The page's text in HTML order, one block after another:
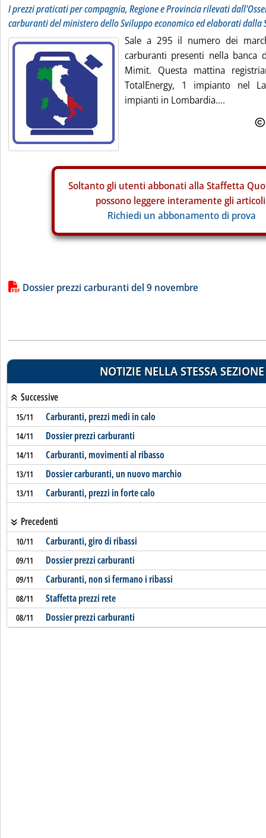
I prezzi praticati per compagnia, Regione e Provincia rilevati
carburanti del ministero dello Sviluppo economico ed elaborati dalla
Sale a 295 il numero dei
carburanti presenti nella banca
Mimit. Questa mattina
TotalEnergy, 1 impianto nel
impianti in Lombardia....
Soltanto gli utenti abbonati alla Staffetta
possono leggere interamente gli
Richiedi un abbonamento di prova
Lista allegati PDF alla notizia
Dossier prezzi carburanti del 9 novembre
NOTIZIE NELLA STESSA SEZIONE
Successive
15/11 Carburanti, prezzi medi in calo
14/11 Dossier prezzi carburanti
14/11 Carburanti, movimenti al ribasso
13/11 Dossier carburanti, un nuovo marchio
13/11 Carburanti, prezzi in forte calo
Precedenti
10/11 Carburanti, giro di ribassi
09/11 Dossier prezzi carburanti
09/11 Carburanti, non si fermano i ribassi
08/11 Staffetta prezzi rete
08/11 Dossier prezzi carburanti